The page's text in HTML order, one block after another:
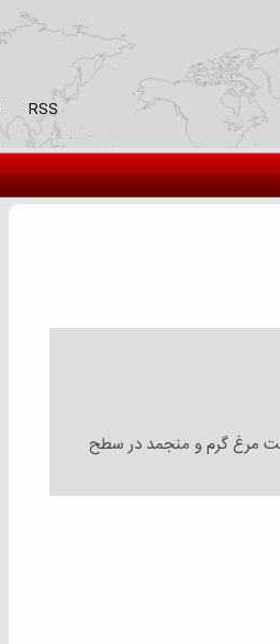
RSS
سازمان جهاد کشاورزی هرمزگان از برنامه‌ریزی برای عرضه و توزیع ۳۳۰ تن گوشت مرغ گرم و منجمد در سطح